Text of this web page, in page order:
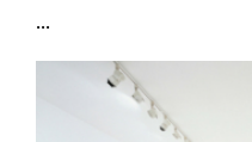
...